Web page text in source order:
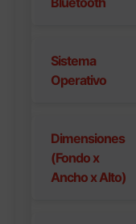
Sistema
Operativo
Dimensiones
(Fondo x
Ancho x Alto)